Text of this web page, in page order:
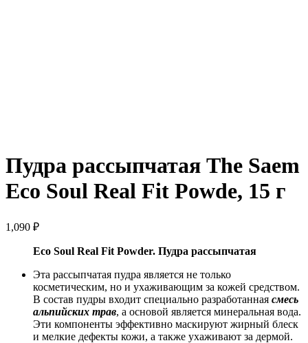
Пудра рассыпчатая The Saem
Eco Soul Real Fit Powde, 15 г
1,090 ₽
Eco Soul Real Fit Powder. Пудра рассыпчатая
Эта рассыпчатая пудра является не только
косметическим, но и ухаживающим за кожей средством.
В состав пудры входит специально разработанная смесь
альпийских трав, а основой является минеральная вода.
Эти компоненты эффективно маскируют жирный блеск
и мелкие дефекты кожи, а также ухаживают за дермой.